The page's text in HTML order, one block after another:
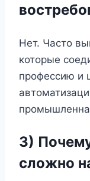
Нет. Часто
которые
профессию и
3)
сложно